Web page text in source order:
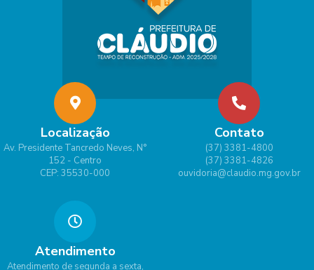
Localização
Av. Presidente Tancredo Neves, N°
152 - Centro
CEP: 35530-000
Contato
(37) 3381-4800
(37) 3381-4826
ouvidoria@claudio.mg.gov.br
Atendimento
Atendimento de segunda a sexta,